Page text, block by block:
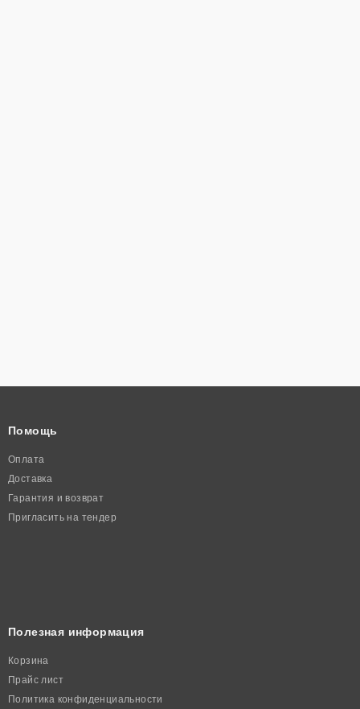
Помощь
Оплата
Доставка
Гарантия и возврат
Пригласить на тендер
Полезная информация
Корзина
Прайс лист
Политика конфиденциальности